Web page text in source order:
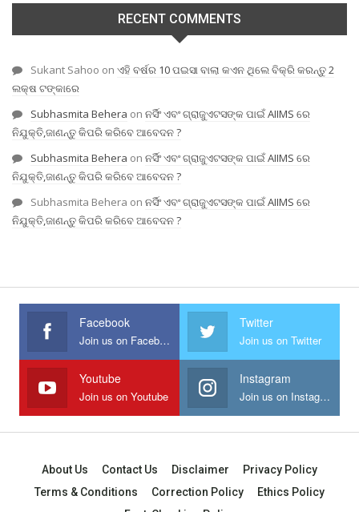
RECENT COMMENTS
Sukant Sahoo on ଏହି ବର୍ଷର 10 ପଇସା ବାଲା କଏନ ଥିଲେ ବିକ୍ରି କରନ୍ତୁ 2
ଲକ୍ଷ ଟଙ୍କାରେ
Subhasmita Behera on ନର୍ସିଂ ଏବଂ ଗ୍ରାଜୁଏଟସଙ୍କ ପାଇଁ AIIMS ରେ
ନିଯୁକ୍ତି,ଜାଣନ୍ତୁ କିପରି କରିବେ ଆବେଦନ ?
Subhasmita Behera on ନର୍ସିଂ ଏବଂ ଗ୍ରାଜୁଏଟସଙ୍କ ପାଇଁ AIIMS ରେ
ନିଯୁକ୍ତି,ଜାଣନ୍ତୁ କିପରି କରିବେ ଆବେଦନ ?
Subhasmita Behera on ନର୍ସିଂ ଏବଂ ଗ୍ରାଜୁଏଟସଙ୍କ ପାଇଁ AIIMS ରେ
ନିଯୁକ୍ତି,ଜାଣନ୍ତୁ କିପରି କରିବେ ଆବେଦନ ?
Facebook
Join us on Facebook
Twitter
Join us on Twitter
Youtube
Join us on Youtube
Instagram
Join us on Instagram
About Us Contact Us Disclaimer
Privacy Policy
Terms & Conditions
Correction Policy
Ethics Policy